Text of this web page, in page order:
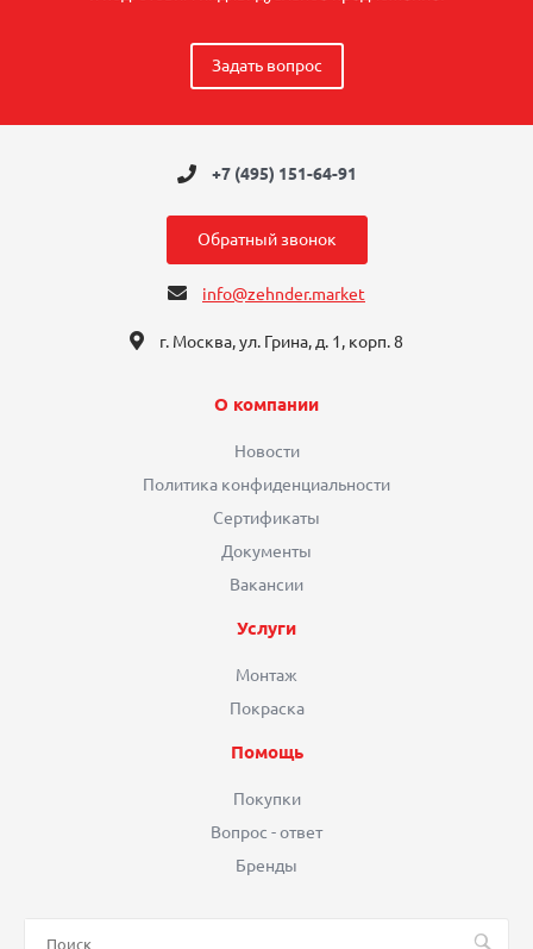
Задать вопрос
+7 (495) 151-64-91
Обратный звонок
info@zehnder.market
г. Москва, ул. Грина, д. 1, корп. 8
О компании
Новости
Политика конфиденциальности
Сертификаты
Документы
Вакансии
Услуги
Монтаж
Покраска
Помощь
Покупки
Вопрос - ответ
Бренды